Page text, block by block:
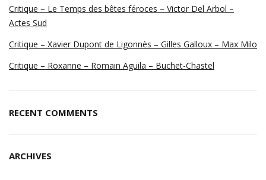
Critique – Le Temps des bêtes féroces – Victor Del Arbol –
Actes Sud
Critique – Xavier Dupont de Ligonnès – Gilles Galloux – Max Milo
Critique – Roxanne – Romain Aguila – Buchet-Chastel
RECENT COMMENTS
ARCHIVES